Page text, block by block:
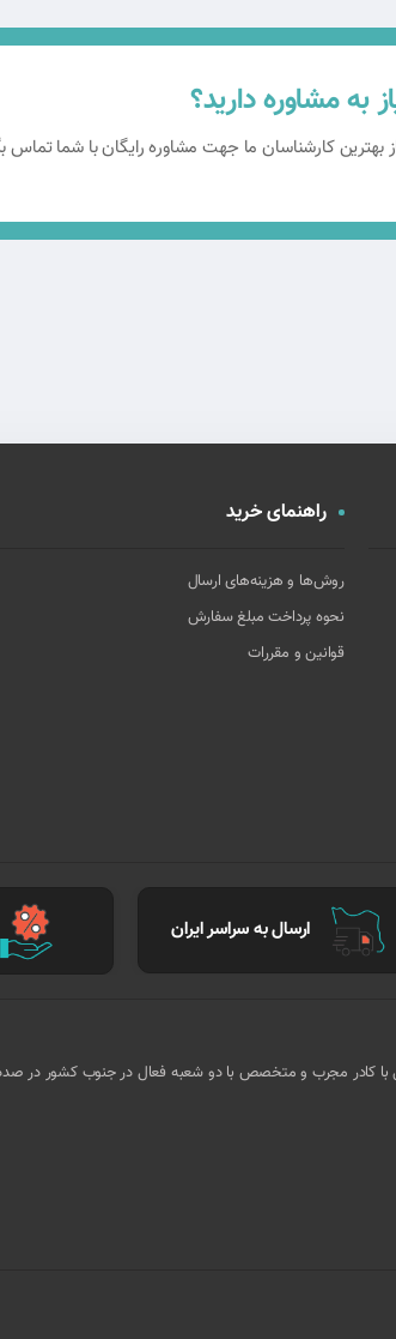
به مشاوره دارید؟
کارشناسان ما جهت مشاوره رایگان با شما تماس
راهنمای خرید
روش‌ها و هزینه‌های ارسال
نحوه پرداخت مبلغ سفارش
قوانین و مقررات
ارسال به سراسر ایران
بودن تجربه بیش از 35 سال با کادر مجرب و متخصص با دو شعبه فعال در